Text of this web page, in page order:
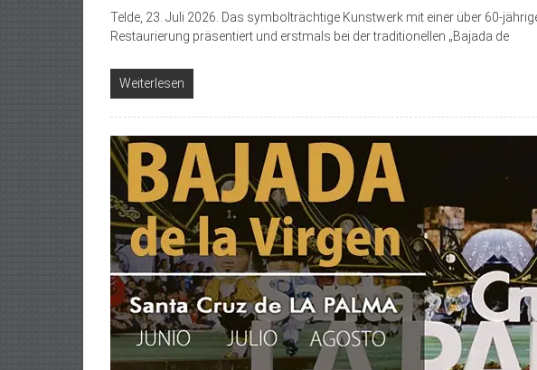
Telde, 23. Juli 2026. Das symbolträchtige Kunstwerk mit einer über 60-
Restaurierung präsentiert und erstmals bei der traditionellen „Bajada de
Weiterlesen